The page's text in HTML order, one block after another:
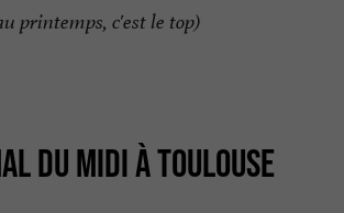
printemps, c'est le top)
DU MIDI À TOULOUSE